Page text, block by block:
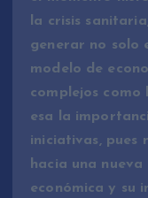
la crisis
generar no solo
modelo de
complejos como
esa la
iniciativas, pues
hacia una
económica y su